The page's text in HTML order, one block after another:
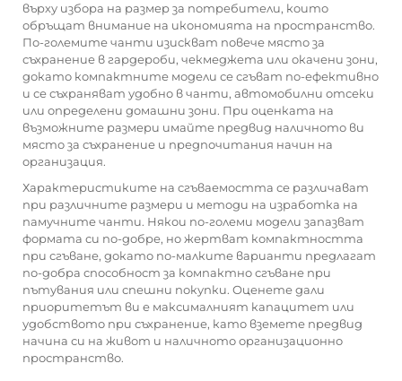
върху избора на размер за потребители, които
обръщат внимание на икономията на пространство.
По-големите чанти изискват повече място за
съхранение в гардероби, чекмеджета или окачени зони,
докато компактните модели се сгъват по-ефективно
и се съхраняват удобно в чанти, автомобилни отсеки
или определени домашни зони. При оценката на
възможните размери имайте предвид наличното ви
място за съхранение и предпочитания начин на
организация.
Характеристиките на сгъваемостта се различават
при различните размери и методи на изработка на
памучните чанти. Някои по-големи модели запазват
формата си по-добре, но жертват компактността
при сгъване, докато по-малките варианти предлагат
по-добра способност за компактно сгъване при
пътувания или спешни покупки. Оценете дали
приоритетът ви е максималният капацитет или
удобството при съхранение, като вземете предвид
начина си на живот и наличното организационно
пространство.